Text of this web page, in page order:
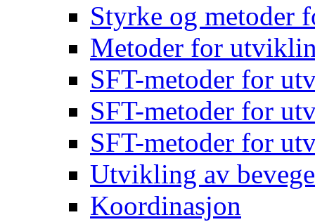
Styrke og metoder
Metoder for
SFT-metoder for
SFT-metoder for
SFT-metoder for
Utvikling av
Koordinasjon